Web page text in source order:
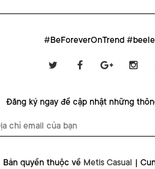
#BeForeverOnTrend
Đăng ký ngay để cập nhật những
Bản quyền thuộc về Metis Casual |